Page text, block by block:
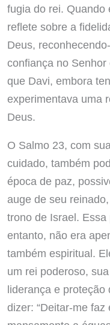
fugia do rei. Quando
reflete sobre a
Deus,
confiança no
que Davi, embora
experimentava uma
Deus.
O Salmo 23, com
cuidado, também
época de paz,
auge de seu
trono de Israel.
entanto, não era
também espiritual.
um rei poderoso,
liderança e proteção
dizer: “Deitar-me